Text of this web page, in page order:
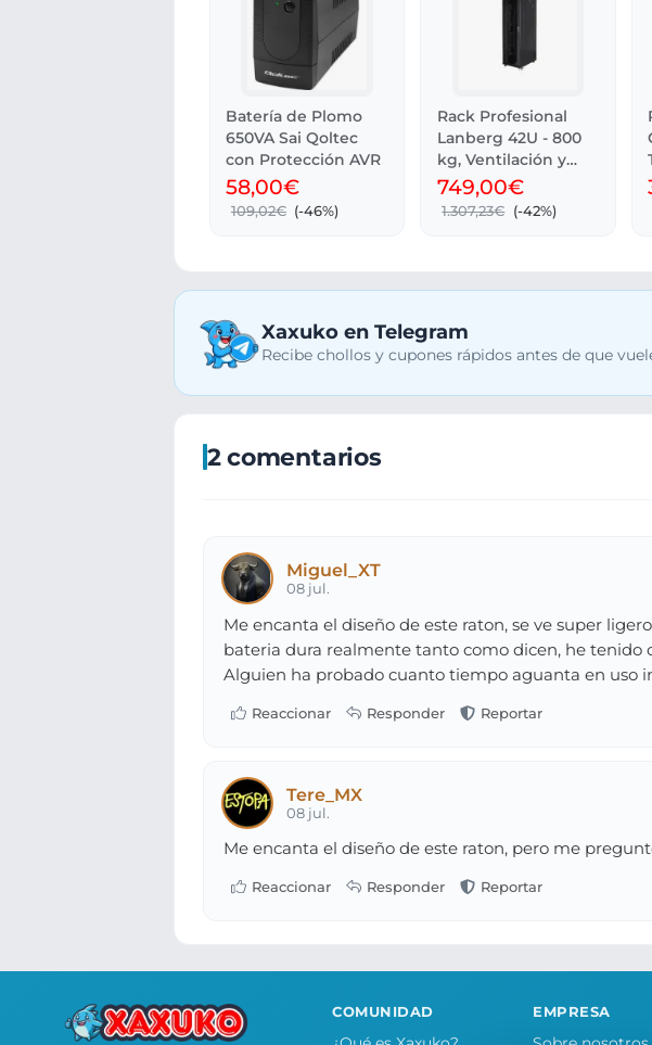
Batería de Plomo
650VA Sai Qoltec
con Protección AVR
58,00€
109,02€ (-46%)
Rack Profesional
Lanberg 42U - 800
kg, Ventilación y
Cristal
749,00€
1.307,23€ (-42%)
Xaxuko en Telegram
Recibe chollos y cupones rápidos antes de que
2 comentarios
Miguel_XT
08 jul.
Me encanta el diseño de este raton, se ve super
bateria dura realmente tanto como dicen, he tenido
Alguien ha probado cuanto tiempo aguanta en uso
Tere_MX
08 jul.
Me encanta el diseño de este raton, pero me
COMUNIDAD EMPRESA